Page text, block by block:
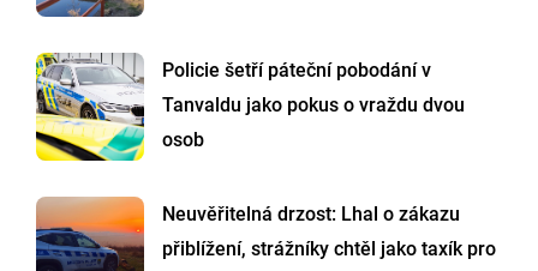
Policie šetří páteční pobodání v
Tanvaldu jako pokus o vraždu dvou
osob
Neuvěřitelná drzost: Lhal o zákazu
přiblížení, strážníky chtěl jako taxík pro